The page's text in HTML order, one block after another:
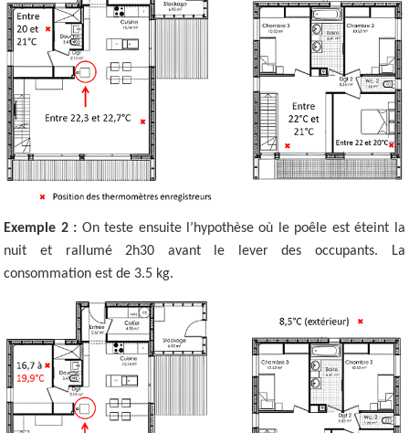
Exemple 2 : On teste ensuite l’hypothèse où le poêle est éteint la
nuit et rallumé 2h30 avant le lever des occupants. La
consommation est de 3.5 kg.